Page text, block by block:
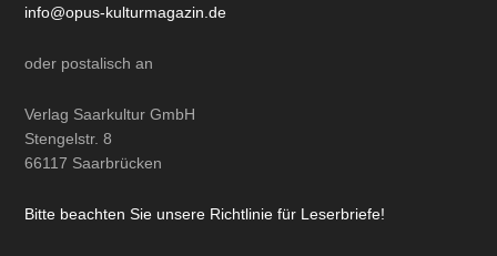
info@opus-kulturmagazin.de
oder postalisch an
Verlag Saarkultur GmbH
Stengelstr. 8
66117 Saarbrücken
Bitte beachten Sie unsere Richtlinie für Leserbriefe!